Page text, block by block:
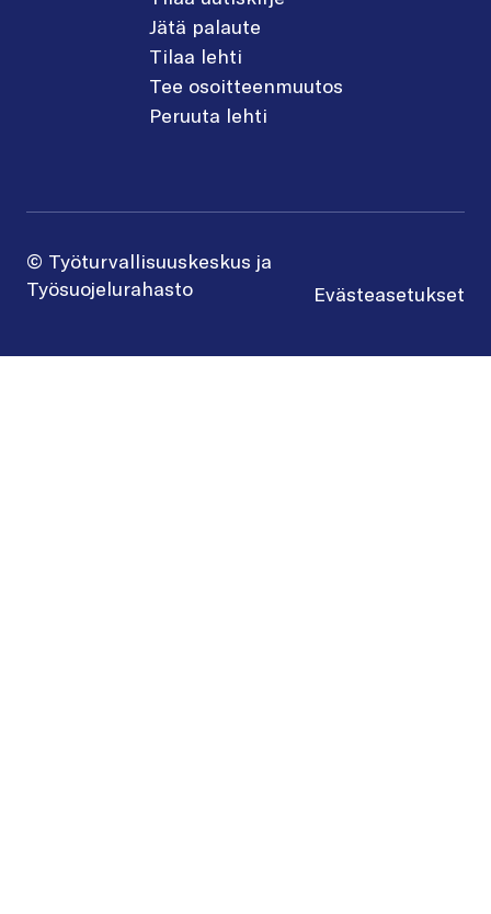
Jätä palaute
Tilaa lehti
Tee osoitteenmuutos
Peruuta lehti
© Työturvallisuuskeskus ja
Työsuojelurahasto
Evästeasetukset